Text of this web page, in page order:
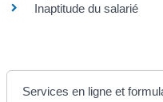
Inaptitude du salarié
Services en ligne et